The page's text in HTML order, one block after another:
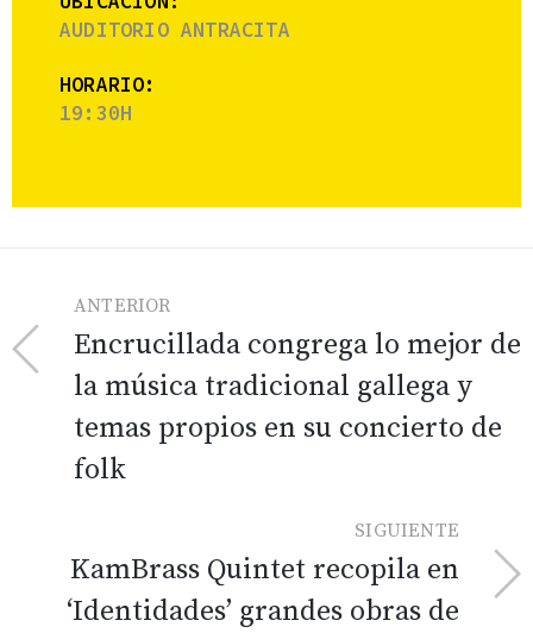
AUDITORIO ANTRACITA
HORARIO:
19:30H
ANTERIOR
Encrucillada congrega lo mejor de
la música tradicional gallega y
temas propios en su concierto de
folk
SIGUIENTE
KamBrass Quintet recopila en
‘Identidades’ grandes obras de